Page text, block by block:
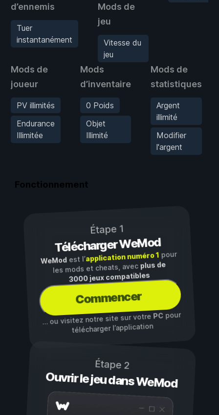
d’ennemis
Tuer
instantanément
Mods de
jeu
Vitesse du
jeu
Mods de
joueur
PV illimités
Endurance
Illimitée
Mods
d’inventaire
0 Poids
Objet
Illimité
Mods de
statistiques
Argent
illimité
Modifier
l'argent
Fonctionnement
Étape 1
Télécharger WeMod
WeModest l’application numéro 1pour
les mods et cheats, avec plus de
3000 jeux compatibles
Commencer
… ou visitez notre site sur votre PCpour
télécharger l’application
Étape 2
Ouvrir le jeu dans WeMod